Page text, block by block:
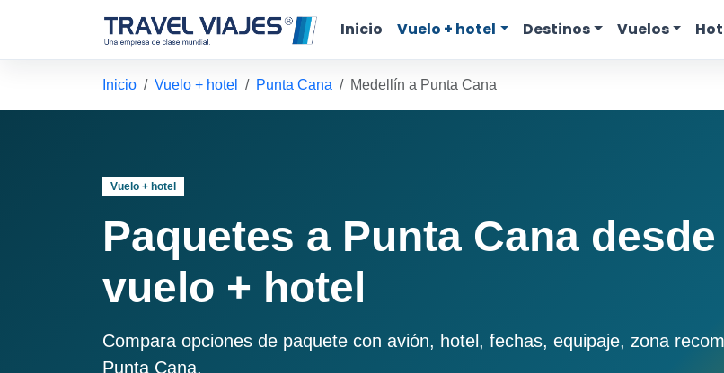
Inicio Vuelo + hotel Destinos Vuelos
Inicio Vuelo + hotel Punta Cana Medellín a Punta Cana
Vuelo + hotel
Paquetes a Punta Cana
vuelo + hotel
Compara opciones de paquete con avión, hotel, fechas, equipaje, zona
Punta Cana.